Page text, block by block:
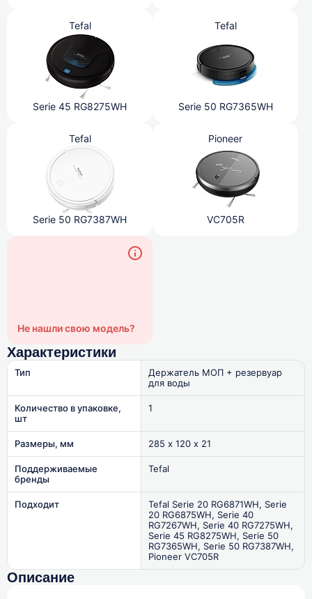
Tefal
Serie 45 RG8275WH
Tefal
Serie 50 RG7365WH
Tefal
Serie 50 RG7387WH
Pioneer
VC705R
Не нашли свою модель?
Характеристики
Тип
Держатель МОП + резервуар
для воды
Количество в упаковке,
шт
1
Размеры, мм 285 х 120 x 21
Поддерживаемые
бренды
Tefal
Подходит
Tefal Serie 20 RG6871WH, Serie
20 RG6875WH, Serie 40
RG7267WH, Serie 40 RG7275WH,
Serie 45 RG8275WH, Serie 50
RG7365WH, Serie 50 RG7387WH,
Pioneer VC705R
Описание